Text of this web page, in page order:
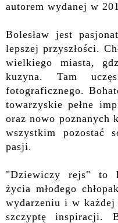
autorem wydanej w
Bolesław jest
lepszej przyszłości.
wielkiego miasta,
kuzyna. Tam
fotograficznego.
towarzyskie pełne
oraz nowo poznanych
wszystkim pozostać
pasji.
"Dziewiczy rejs" to
życia młodego
wydarzeniu i w każdej
szczyptę inspiracji.